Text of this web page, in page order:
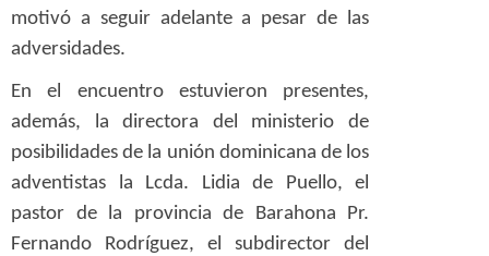
motivó a seguir adelante a pesar de las
adversidades.
En el encuentro estuvieron presentes,
además, la directora del ministerio de
posibilidades de la unión dominicana de los
adventistas la Lcda. Lidia de Puello, el
pastor de la provincia de Barahona Pr.
Fernando Rodríguez, el subdirector del